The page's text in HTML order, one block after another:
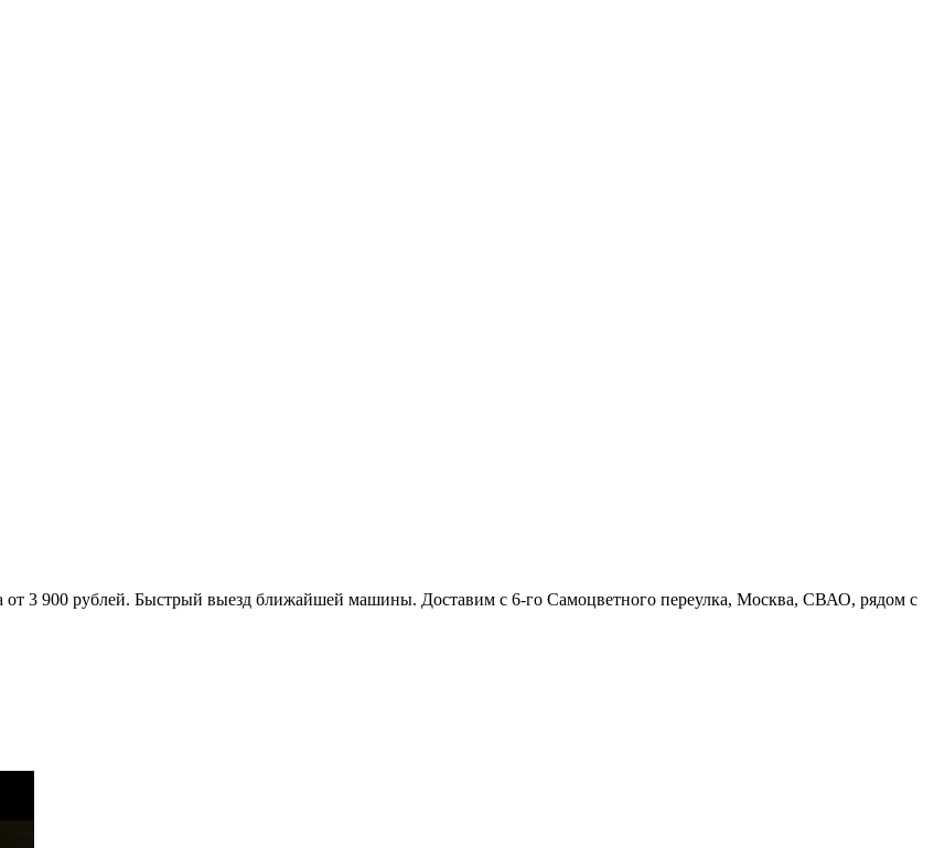
от 3 900 рублей. Быстрый выезд ближайшей машины. Доставим с 6-го Самоцветного переулка, Москва, СВАО, рядом с